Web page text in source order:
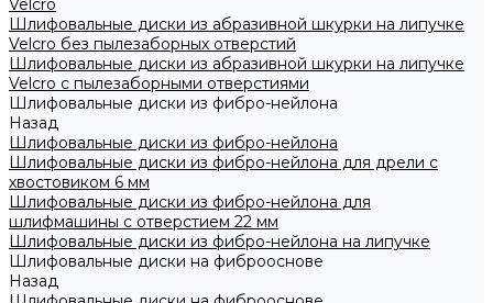
Velcro
Шлифовальные диски из абразивной шкурки на липучке
Velcro без пылезаборных отверстий
Шлифовальные диски из абразивной шкурки на липучке
Velcro с пылезаборными отверстиями
Шлифовальные диски из фибро-нейлона
Назад
Шлифовальные диски из фибро-нейлона
Шлифовальные диски из фибро-нейлона для дрели с
хвостовиком 6 мм
Шлифовальные диски из фибро-нейлона для
шлифмашины с отверстием 22 мм
Шлифовальные диски из фибро-нейлона на липучке
Шлифовальные диски на фиброоснове
Назад